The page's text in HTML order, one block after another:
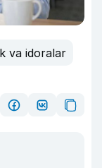
va idoralar